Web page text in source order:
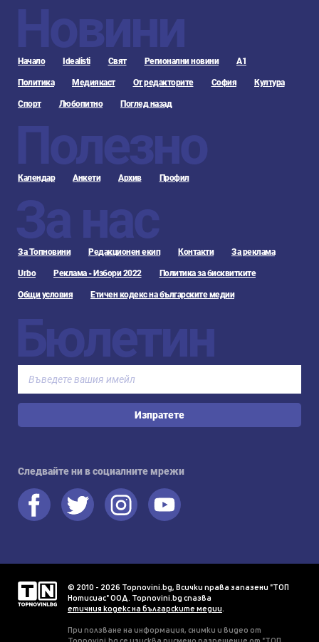
Новини
Начало Idealisti Свят Регионални новини А1
Политика Медиякаст От редакторите София Култура
Спорт Любопитно Поглед назад
Полезно
Календар Анкети Архив Профил
За нас
За Топновини Редакционен екип Контакти За реклама
Urbo Реклама - Избори 2022 Политика за бисквитките
Общи условия Етичен кодекс на българските медии
Бюлетин
Изпратете
Следвайте ни в социалните мрежи
© 2010 - 2026 Topnovini.bg, Всички права запазени "ТОП
Нотисиас" ООД. Topnovini.bg спазва
етичния кодекс на българските медии.
При ползване на информация, снимки и видео от